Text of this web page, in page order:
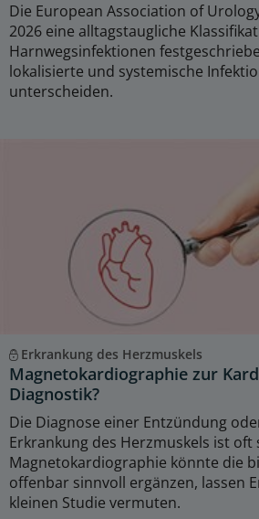
Die European Association of
2026 eine alltagstaugliche
Harnwegsinfektionen
lokalisierte und systemische
unterscheiden.
Erkrankung des Herzmuskels
Magnetokardiographie zur
Diagnostik?
Die Diagnose einer Entzündung
Erkrankung des Herzmuskels ist oft
Magnetokardiographie könnte die
offenbar sinnvoll ergänzen, lassen
kleinen Studie vermuten.